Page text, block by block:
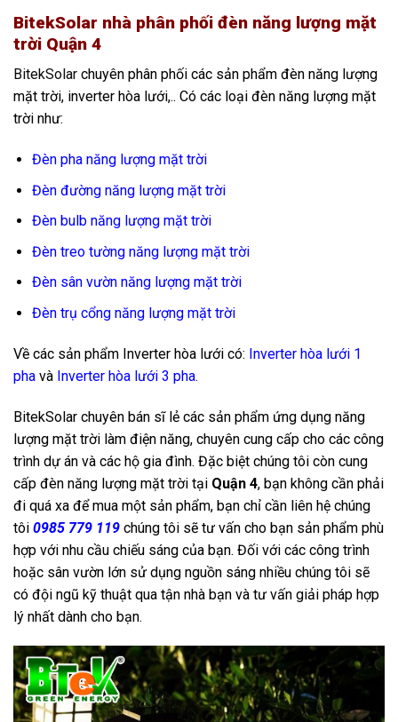
BitekSolar nhà phân phối đèn năng lượng mặt
trời Quận 4
BitekSolar chuyên phân phối các sản phẩm đèn năng lượng
mặt trời, inverter hòa lưới,.. Có các loại đèn năng lượng mặt
trời như:
Đèn pha năng lượng mặt trời
Đèn đường năng lượng mặt trời
Đèn bulb năng lượng mặt trời
Đèn treo tường năng lượng mặt trời
Đèn sân vườn năng lượng mặt trời
Đèn trụ cổng năng lượng mặt trời
Về các sản phẩm Inverter hòa lưới có: Inverter hòa lưới 1
pha và Inverter hòa lưới 3 pha.
BitekSolar chuyên bán sĩ lẻ các sản phẩm ứng dụng năng
lượng mặt trời làm điện năng, chuyên cung cấp cho các công
trình dự án và các hộ gia đình. Đặc biệt chúng tôi còn cung
cấp đèn năng lượng mặt trời tại Quận 4, bạn không cần phải
đi quá xa để mua một sản phẩm, bạn chỉ cần liên hệ chúng
tôi 0985 779 119 chúng tôi sẽ tư vấn cho bạn sản phẩm phù
hợp với nhu cầu chiếu sáng của bạn. Đối với các công trình
hoặc sân vườn lớn sử dụng nguồn sáng nhiều chúng tôi sẽ
có đội ngũ kỹ thuật qua tận nhà bạn và tư vấn giải pháp hợp
lý nhất dành cho bạn.